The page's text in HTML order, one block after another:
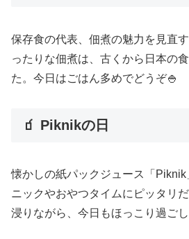
保存食の代表、佃煮の魅力を見直
ったりな佃煮は、古くから日本の
た。今日はごはん多めでどうぞ🍚
🧃 Piknikの日
懐かしの紙パックジュース「
ニックやおやつタイムにピッタリ
浸りながら、今日もほっこり過ご